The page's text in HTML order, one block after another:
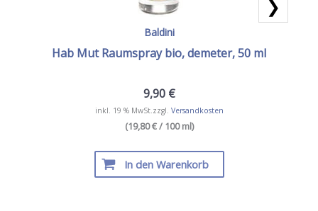
Baldini
Hab Mut Raumspray bio, demeter, 50 ml
9,90 €
inkl. 19 % MwSt.zzgl. Versandkosten
(19,80 € / 100 ml)
In den Warenkorb
❯